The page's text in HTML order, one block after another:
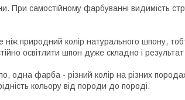
При самостійному фарбуванні видимість
природний колір натурального шпону,
освітлити шпон дуже складно і
одна фарба - різний колір на різних
кольору від породи до породі.